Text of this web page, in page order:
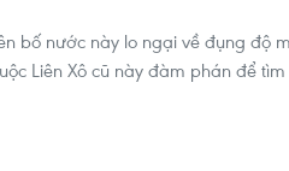
bố nước này lo ngại về đụng độ
Liên Xô cũ này đàm phán để